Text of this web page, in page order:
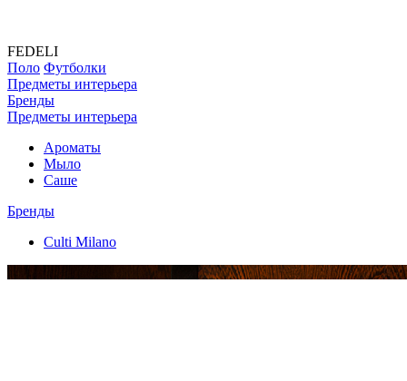
FEDELI
Поло Футболки
Предметы интерьера
Бренды
Предметы интерьера
Ароматы
Мыло
Саше
Бренды
Culti Milano